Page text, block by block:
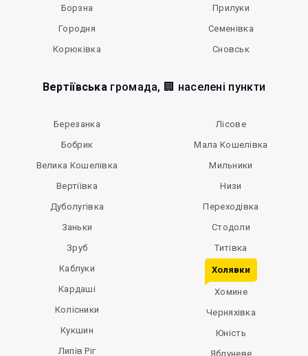
Борзна
Городня
Корюківка
Прилуки
Семенівка
Сновськ
Вертіївська громада, 🏢 населені пункти
Березанка
Бобрик
Велика Кошелівка
Вертіївка
Дуболугівка
Заньки
Зруб
Каблуки
Кардаші
Колісники
Кукшин
Липів Ріг
Лісове
Мала Кошелівка
Мильники
Низи
Переходівка
Стодоли
Титівка
Холявки
Хомине
Черняхівка
Юність
Яблуневе